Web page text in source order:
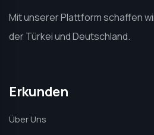
Mit unserer Plattform schaffen
der Türkei und Deutschland.
Erkunden
Über Uns